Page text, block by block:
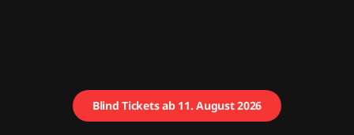
Blind Tickets ab 11. August 2026